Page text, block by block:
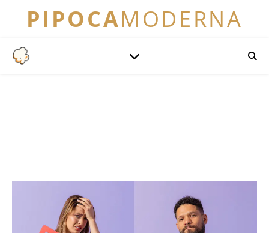
PIPOCAMODERNA